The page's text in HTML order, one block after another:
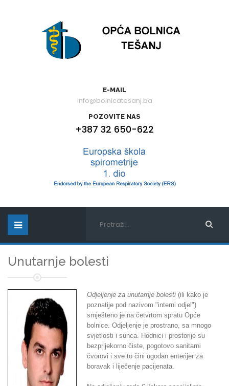
E-MAIL
info@bolnicatesanj.ba
POZOVITE NAS
+387 32 650-622
Unutarnje bolesti
Odjeljenje za unutarnje bolesti (ili kako je
poznatije pod nazivom "interni odjel")
smješteno je na četvrtom spratu Opće
bolnice. Odjeljenje je prostrano, sa mnogo
svjetlosti i sunca. Hodnici i prostorije su
bezprijekorno čiste, pogotovo sanitarni
čvorovi i sve to čini ugodan enterijer za
boravak i liječenje pacijenata.